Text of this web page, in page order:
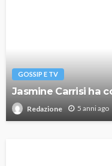
GOSSIP E TV
Jasmine Carrisi ha
Redazione 5 anni ago